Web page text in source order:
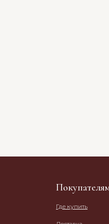
Где купить